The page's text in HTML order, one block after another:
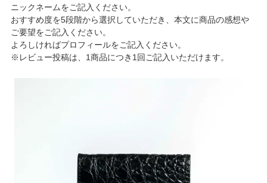
ーワード #キーワードキーワード #キーワ
ニックネームをご記入ください。
おすすめ度を5段階から選択していただき、本文に商品の感想や
ご要望をご記入ください。
よろしければプロフィールをご記入ください。
※レビュー投稿は、1商品につき1回ご記入いただけます。